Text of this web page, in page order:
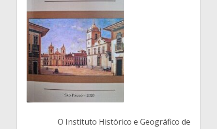
O Instituto Histórico e Geográfico de